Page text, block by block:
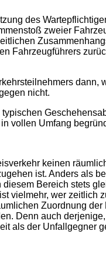
des
zweier
Fahrzeugführers
dann,
nicht.
vollen Umfang
keinen
ist. Anders als
Bereich stets
vielmehr, wer zeitlich
Zuordnung
Denn auch
als der Unfallgegner